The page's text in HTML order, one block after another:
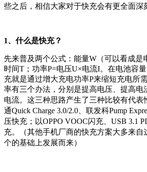
些之后，相信大家对于快充会有更全面深
1、什么是快充？
先来普及两个公式：能量W（可以看成是
时间T；功率P=电压U×电流I。在电池容
充就是通过增大充电功率P来缩短充电所
率有三个办法，分别是提高电压、提高电
电流。 这三种思路产生了三种比较有代表
通Quick Charge 3.0/2.0、联发科Pump
压快充；以OPPO VOOC闪充、USB 3.1
充。（其他手机厂商的快充方案大多来自
个的基础上发展而来）